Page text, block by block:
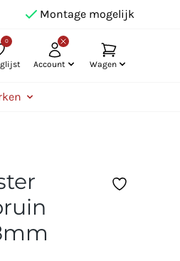
Montage mogelijk
0
Account Wagen